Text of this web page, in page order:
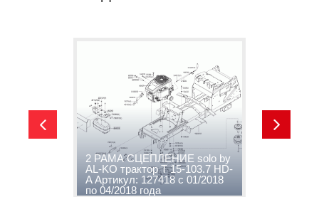
2 РАМА СЦЕПЛЕНИЕ solo by
AL-KO трактор T 15-103.7 HD-
A Артикул: 127418 с 01/2018
по 04/2018 года